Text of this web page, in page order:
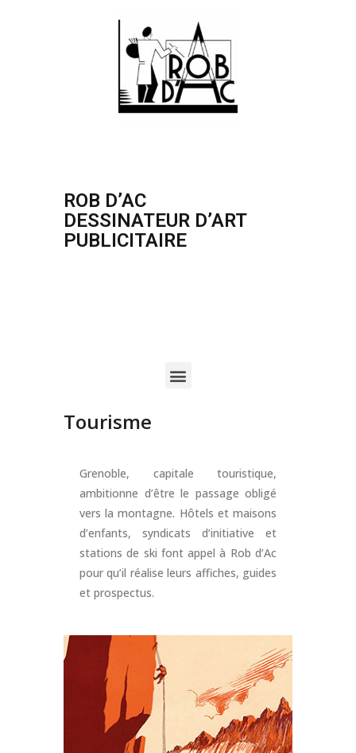
ROB D’AC
DESSINATEUR D’ART
PUBLICITAIRE
Tourisme
Grenoble, capitale touristique,
ambitionne d’être le passage obligé
vers la montagne. Hôtels et maisons
d’enfants, syndicats d’initiative et
stations de ski font appel à Rob d’Ac
pour qu’il réalise leurs affiches, guides
et prospectus.